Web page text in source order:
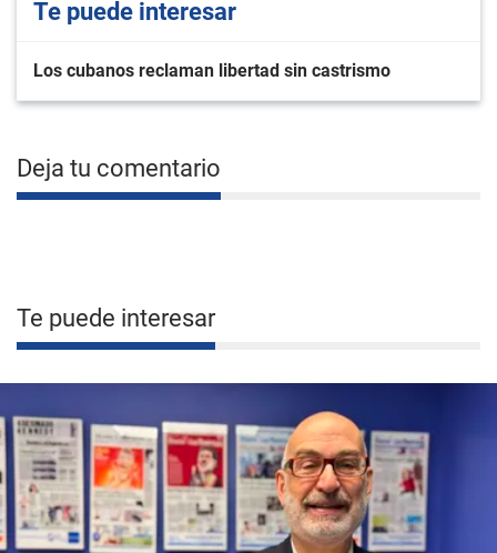
Te puede interesar
Los cubanos reclaman libertad sin castrismo
Deja tu comentario
Te puede interesar